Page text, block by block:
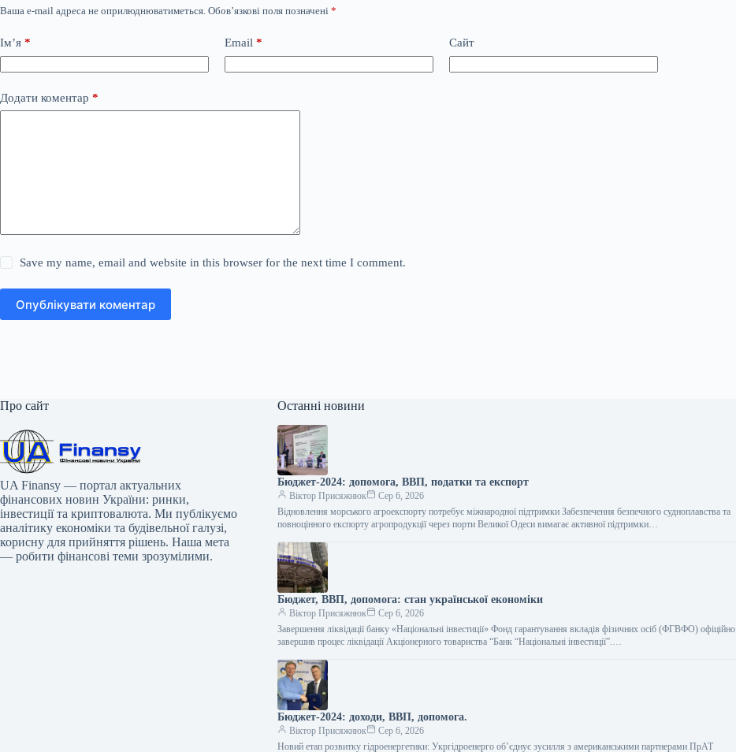
Ваша e-mail адреса не оприлюднюватиметься. Обов’язкові поля позначені *
Ім’я * Email * Сайт
Додати коментар *
Save my name, email and website in this browser for the next time I comment.
Опублікувати коментар
Про сайт
UA Finansy — портал актуальних
фінансових новин України: ринки,
інвестиції та криптовалюта. Ми публікуємо
аналітику економіки та будівельної галузі,
корисну для прийняття рішень. Наша мета
— робити фінансові теми зрозумілими.
Останні новини
Бюджет-2024: допомога, ВВП, податки та експорт
Віктор Присяжнюк
Сер 6, 2026
Відновлення морського агроекспорту потребує міжнародної підтримки Забезпечення безпечного судноплавства та
повноцінного експорту агропродукції через порти Великої Одеси вимагає активної підтримки…
Бюджет, ВВП, допомога: стан української економіки
Віктор Присяжнюк
Сер 6, 2026
Завершення ліквідації банку «Національні інвестиції» Фонд гарантування вкладів фізичних осіб (ФГВФО) офіційно
завершив процес ліквідації Акціонерного товариства “Банк “Національні інвестиції”.…
Бюджет-2024: доходи, ВВП, допомога.
Віктор Присяжнюк
Сер 6, 2026
Новий етап розвитку гідроенергетики: Укргідроенерго об’єднує зусилля з американськими партнерами ПрАТ